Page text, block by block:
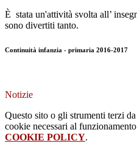
È stata un'attività svolta all’
sono divertiti tanto.
Continuità infanzia - primaria 2016-2017
Notizie
Questo sito o gli strumenti terzi
cookie necessari al
COOKIE POLICY.